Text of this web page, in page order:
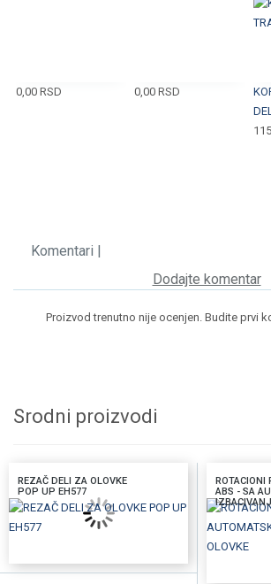
0,00 RSD 0,00RSD
Komentari |
Dodajte komentar
Proizvod trenutno nije ocenjen. Budite prvi
Srodni proizvodi
REZAČ DELI ZA OLOVKE
POP UP EH577
ROTACIONI
ABS - SA